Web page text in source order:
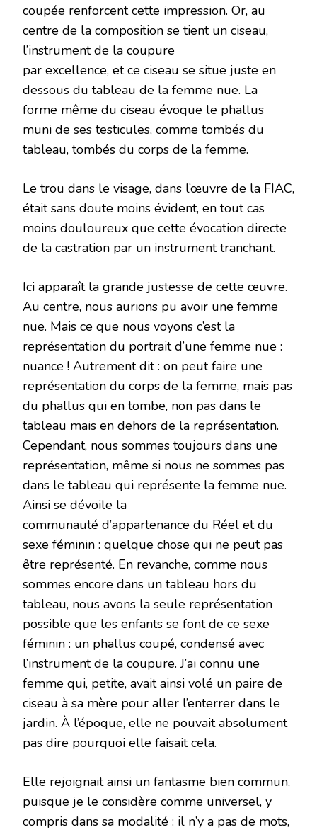
coupée renforcent cette impression. Or, au
centre de la composition se tient un ciseau,
l’instrument de la coupure
par excellence, et ce ciseau se situe juste en
dessous du tableau de la femme nue. La
forme même du ciseau évoque le phallus
muni de ses testicules, comme tombés du
tableau, tombés du corps de la femme.
Le trou dans le visage, dans l’œuvre de la FIAC,
était sans doute moins évident, en tout cas
moins douloureux que cette évocation directe
de la castration par un instrument tranchant.
Ici apparaît la grande justesse de cette œuvre.
Au centre, nous aurions pu avoir une femme
nue. Mais ce que nous voyons c’est la
représentation du portrait d’une femme nue :
nuance ! Autrement dit : on peut faire une
représentation du corps de la femme, mais pas
du phallus qui en tombe, non pas dans le
tableau mais en dehors de la représentation.
Cependant, nous sommes toujours dans une
représentation, même si nous ne sommes pas
dans le tableau qui représente la femme nue.
Ainsi se dévoile la
communauté d’appartenance du Réel et du
sexe féminin : quelque chose qui ne peut pas
être représenté. En revanche, comme nous
sommes encore dans un tableau hors du
tableau, nous avons la seule représentation
possible que les enfants se font de ce sexe
féminin : un phallus coupé, condensé avec
l’instrument de la coupure. J’ai connu une
femme qui, petite, avait ainsi volé un paire de
ciseau à sa mère pour aller l’enterrer dans le
jardin. À l’époque, elle ne pouvait absolument
pas dire pourquoi elle faisait cela.
Elle rejoignait ainsi un fantasme bien commun,
puisque je le considère comme universel, y
compris dans sa modalité : il n’y a pas de mots,